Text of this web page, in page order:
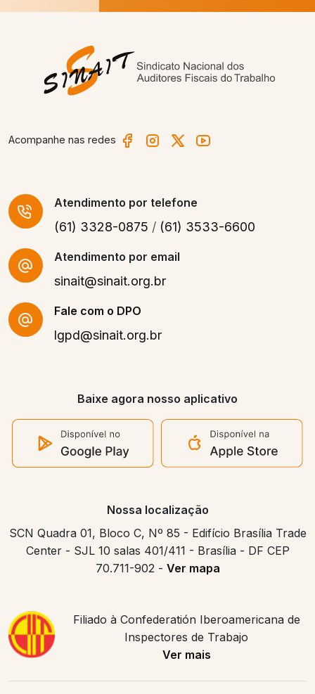
Acompanhe nas redes
Atendimento por telefone
(61) 3328-0875 / (61) 3533-6600
Atendimento por email
sinait@sinait.org.br
Fale com o DPO
lgpd@sinait.org.br
Baixe agora nosso aplicativo
Nossa localização
SCN Quadra 01, Bloco C, Nº 85 - Edifício Brasília Trade
Center - SJL 10 salas 401/411 - Brasília - DF CEP
70.711-902 - Ver mapa
Filiado à Confederatión Iberoamericana de
Inspectores de Trabajo
Ver mais